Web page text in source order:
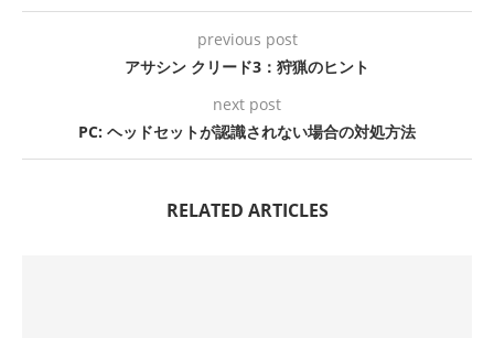
previous post
アサシン クリード3：狩猟のヒント
next post
PC: ヘッドセットが認識されない場合の対処方法
RELATED ARTICLES